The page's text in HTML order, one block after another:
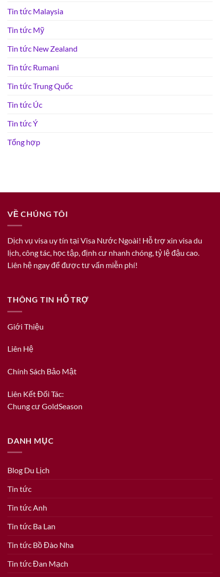
Tin tức Malaysia
Tin tức Mỹ
Tin tức New Zealand
Tin tức Rumani
Tin tức Trung Quốc
Tin tức Úc
Tin tức Ý
Tổng hợp
VỀ CHÚNG TÔI
Dịch vụ visa uy tín tại Visa Nước Ngoài! Hỗ trợ xin visa du
lịch, công tác, học tập, định cư nhanh chóng, tỷ lệ đậu cao.
Liên hệ ngay để được tư vấn miễn phí!
THÔNG TIN HỖ TRỢ
Giới Thiệu
Liên Hệ
Chính Sách Bảo Mật
Liên Kết Đối Tác:
Chung cư GoldSeason
DANH MỤC
Blog Du Lịch
Tin tức
Tin tức Anh
Tin tức Ba Lan
Tin tức Bồ Đào Nha
Tin tức Đan Mạch